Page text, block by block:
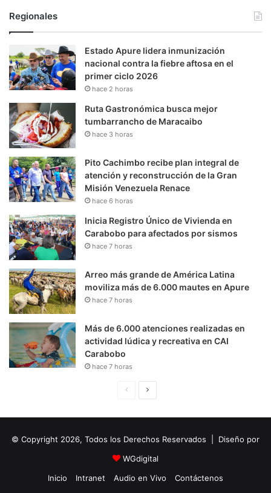
Regionales
Estado Apure lidera inmunización
nacional contra la fiebre aftosa en el
primer ciclo 2026
hace 2 horas
Ruta Gastronómica busca mejor
tumbarrancho de Maracaibo
hace 3 horas
Pito Cachimbo recibe plan integral de
atención y reconstrucción de la Gran
Misión Venezuela Renace
hace 6 horas
Inicia Registro Único de Vivienda en
Carabobo para afectados por sismos
hace 7 horas
Arreo más grande de América Latina
moviliza más de 6.000 mautes en Apure
hace 7 horas
Más de 6.000 atenciones realizadas en
actividad lúdica y recreativa en CAI
Carabobo
hace 7 horas
i
n
a
u
i
e
© Copyright 2026, Todos los Derechos Reservados | Diseño por
WGdigital
Inicio
Intranet Audio en Vivo
Contáctenos